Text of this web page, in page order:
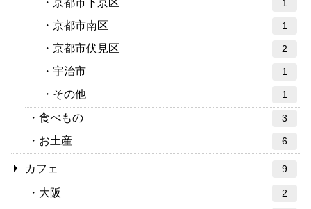
京都市下京区 1
京都市南区 1
京都市伏見区 2
宇治市 1
その他 1
食べもの 3
お土産 6
カフェ 9
大阪 2